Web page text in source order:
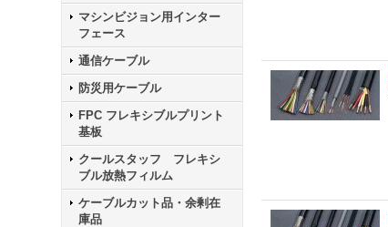
マシンビジョン用インター
フェース
通信ケーブル
防災用ケーブル
FPC フレキシブルプリント
基板
クールスタッフ フレキシ
ブル放熱フィルム
ケーブルカット品・余剰在
庫品